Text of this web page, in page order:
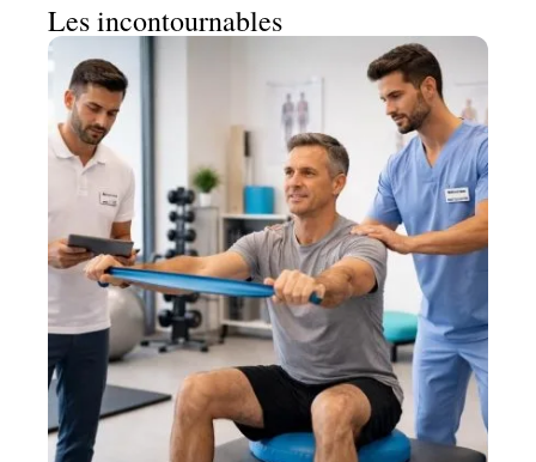
Les incontournables